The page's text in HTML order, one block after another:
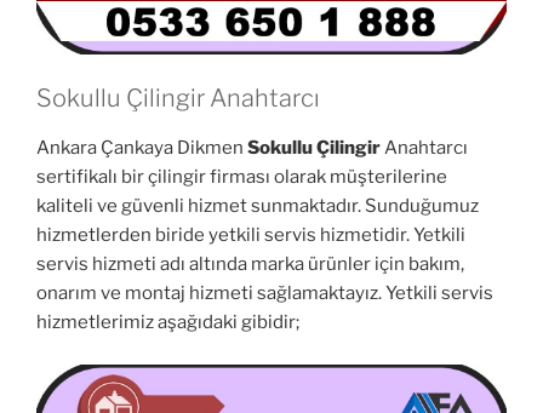
Sokullu Çilingir Anahtarcı
Ankara Çankaya Dikmen Sokullu ÇilingirAnahtarcı
sertifikalı bir çilingir firması olarak müşterilerine
kaliteli ve güvenli hizmet sunmaktadır. Sunduğumuz
hizmetlerden biride yetkili servis hizmetidir. Yetkili
servis hizmeti adı altında marka ürünler için bakım,
onarım ve montaj hizmeti sağlamaktayız. Yetkili servis
hizmetlerimiz aşağıdaki gibidir;